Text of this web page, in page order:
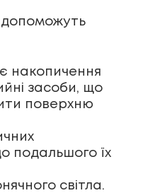
допоможуть
накопичення
засоби, що
поверхню
подальшого їх
світла.